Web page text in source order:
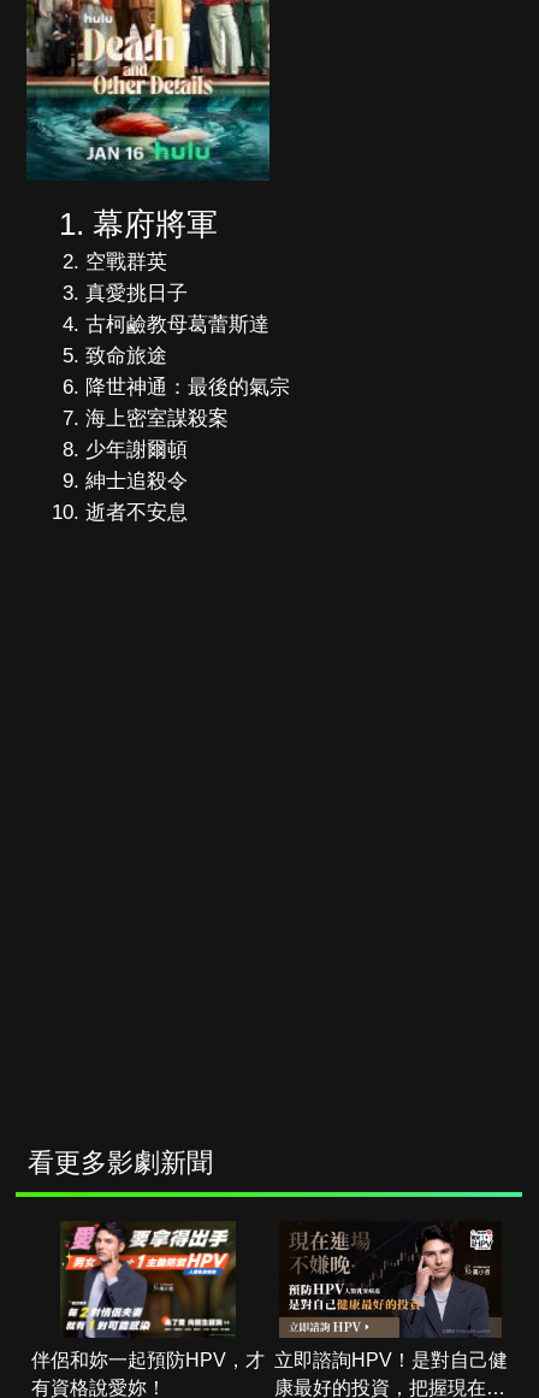
幕府將軍
空戰群英
真愛挑日子
古柯鹼教母葛蕾斯達
致命旅途
降世神通：最後的氣宗
海上密室謀殺案
少年謝爾頓
紳士追殺令
逝者不安息
看更多影劇新聞
伴侶和妳一起預防HPV，才
有資格說愛妳！
立即諮詢HPV！是對自己健
康最好的投資，把握現在不